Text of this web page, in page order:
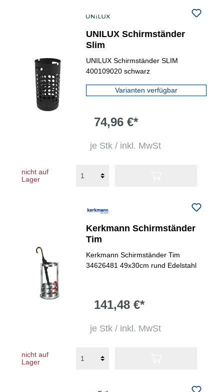
UNILUX Schirmständer
Slim
UNILUX Schirmständer SLIM
400109020 schwarz
Varianten verfügbar
74,96 €*
je Stk / inkl. MwSt
nicht auf
Lager
Kerkmann Schirmständer
Tim
Kerkmann Schirmständer Tim
34626481 49x30cm rund Edelstahl
141,48 €*
je Stk / inkl. MwSt
nicht auf
Lager